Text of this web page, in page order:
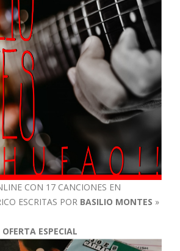
CON 17 CANCIONES EN
ESCRITAS POR BASILIO MONTES »
ESPECIAL